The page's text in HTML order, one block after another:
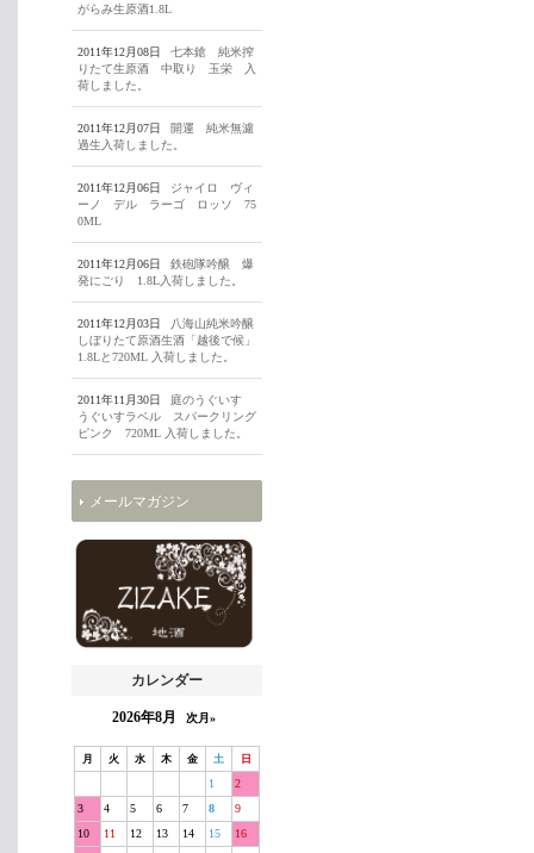
がらみ生原酒1.8L
2011年12月08日
七本鎗 純米搾
りたて生原酒 中取り 玉栄 入
荷しました。
2011年12月07日
開運 純米無濾
過生入荷しました。
2011年12月06日
ジャイロ ヴィ
ーノ デル ラーゴ ロッソ 75
0ML
2011年12月06日
鉄砲隊吟醸 爆
発にごり 1.8L入荷しました。
2011年12月03日
八海山純米吟醸
しぼりたて原酒生酒「越後で候」
1.8Lと720ML 入荷しました。
2011年11月30日
庭のうぐいす
うぐいすラベル スパークリング
ピンク 720ML 入荷しました。
メールマガジン
カレンダー
2026年8月 次月»
月 火 水 木 金 土 日
1
2
3
4 5 6 7 8
9
10
11 12 13 14 15
16